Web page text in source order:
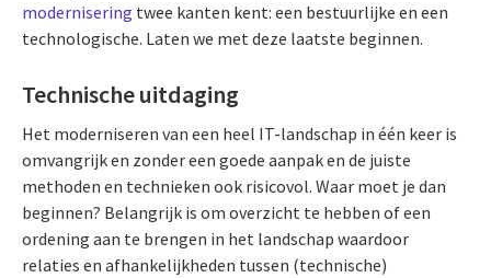
modernisering twee kanten kent: een bestuurlijke en een
technologische. Laten we met deze laatste beginnen.
Technische uitdaging
Het moderniseren van een heel IT-landschap in één keer is
omvangrijk en zonder een goede aanpak en de juiste
methoden en technieken ook risicovol. Waar moet je dan
beginnen? Belangrijk is om overzicht te hebben of een
ordening aan te brengen in het landschap waardoor
relaties en afhankelijkheden tussen (technische)